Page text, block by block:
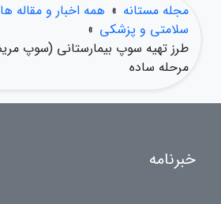
مجله مستانه » همه اخبار و مقاله ها
سلامتی و پزشکی »
مرحله ساده
خبرنامه